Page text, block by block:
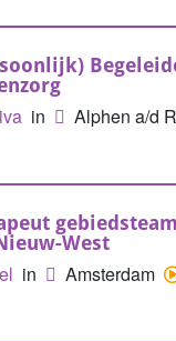
in
Alphen a/d
gebiedsteam
West
in
Amsterdam